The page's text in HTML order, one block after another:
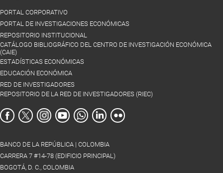
PORTAL CORPORATIVO
PORTAL DE INVESTIGACIONES ECONÓMICAS
REPOSITORIO INSTITUCIONAL
CATÁLOGO BIBLIOGRÁFICO DEL CENTRO DE INVESTIGACIÓN ECONÓMICA
(CAIE)
ESTADÍSTICAS ECONÓMICAS
EDUCACIÓN ECONÓMICA
RED DE INVESTIGADORES
REPOSITORIO DE LA RED DE INVESTIGADORES (RIEC)
BANCO DE LA REPÚBLICA | COLOMBIA
CARRERA 7 #14-78 (EDIFICIO PRINCIPAL)
BOGOTÁ, D. C., COLOMBIA